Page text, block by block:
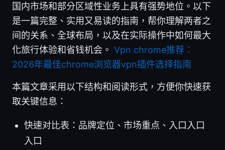
国内市场和部分区域性业务上具有强势地位。以下
是一篇完整、实用又易读的指南，帮你理解两者之
间的关系、全球布局，以及在实际操作中如何最大
化旅行体验和省钱机会。 Vpn chrome推荐：
2026年最佳chrome浏览器vpn插件选择指南
本篇文章采用以下结构和阅读形式，方便你快速获
取关键信息：
快速对比表：品牌定位、市场重点、入口入口
入口